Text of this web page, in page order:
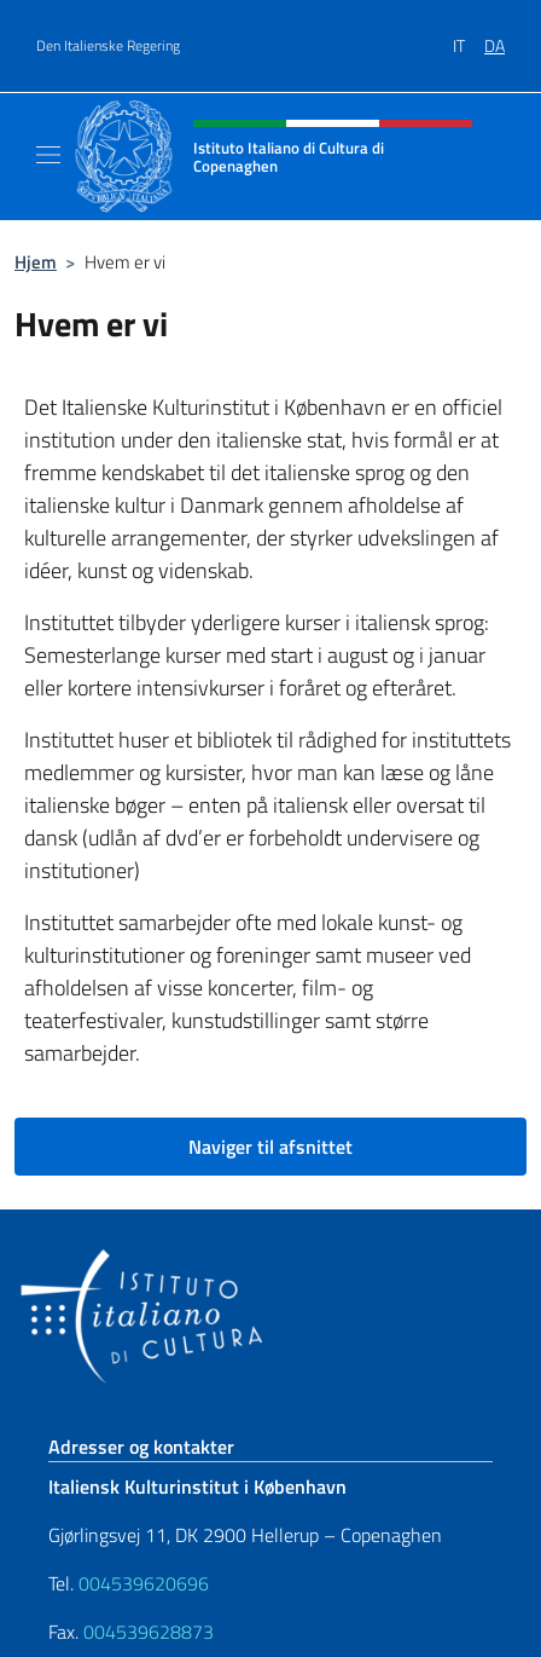
Den Italienske Regering IT DA
Hjemmesidehoved, sociale
Istituto Italiano di Cultura di
Copenaghen
Hjem > Hvem er vi
Hvem er vi
Det Italienske Kulturinstitut i København er en officiel
institution under den italienske stat, hvis formål er at
fremme kendskabet til det italienske sprog og den
italienske kultur i Danmark gennem afholdelse af
kulturelle arrangementer, der styrker udvekslingen af
idéer, kunst og videnskab.
Instituttet tilbyder yderligere kurser i italiensk sprog:
Semesterlange kurser med start i august og i januar
eller kortere intensivkurser i foråret og efteråret.
Instituttet huser et bibliotek til rådighed for instituttets
medlemmer og kursister, hvor man kan læse og låne
italienske bøger – enten på italiensk eller oversat til
dansk (udlån af dvd’er er forbeholdt undervisere og
institutioner)
Instituttet samarbejder ofte med lokale kunst- og
kulturinstitutioner og foreninger samt museer ved
afholdelsen af visse koncerter, film- og
teaterfestivaler, kunstudstillinger samt større
samarbejder.
Naviger til afsnittet
Sidefod sektion
Adresser og kontakter
Italiensk Kulturinstitut i København
Gjørlingsvej 11, DK 2900 Hellerup – Copenaghen
Tel.004539620696
Fax.004539628873